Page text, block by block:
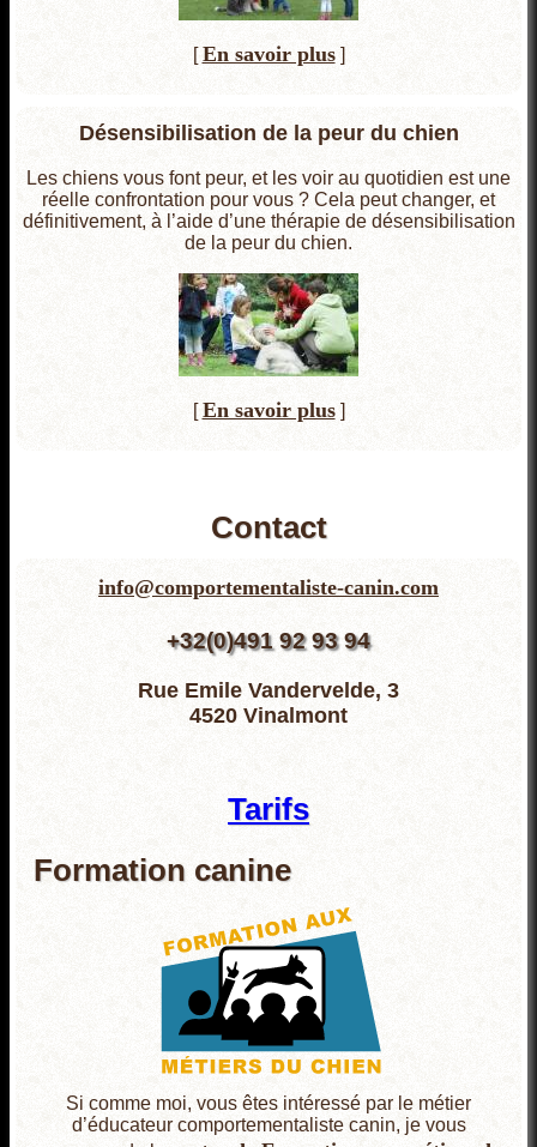
[En savoir plus]
Désensibilisation de la peur du chien
Les chiens vous font peur, et les voir au quotidien est une
réelle confrontation pour vous ? Cela peut changer, et
définitivement, à l’aide d’une thérapie de désensibilisation
de la peur du chien.
[En savoir plus]
Contact
info@comportementaliste-canin.com
+32(0)491 92 93 94
Rue Emile Vandervelde, 3
4520 Vinalmont
Tarifs
Formation canine
Si comme moi, vous êtes intéressé par le métier
d’éducateur comportementaliste canin, je vous